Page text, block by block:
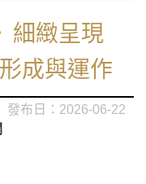
細緻呈現
成與運作
2026-06-22